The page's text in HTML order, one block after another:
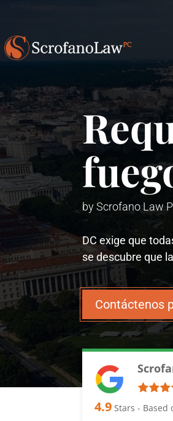
byScrofano Law
DC exige que
se descubre que
Contáctenos
4.9 Stars - Based